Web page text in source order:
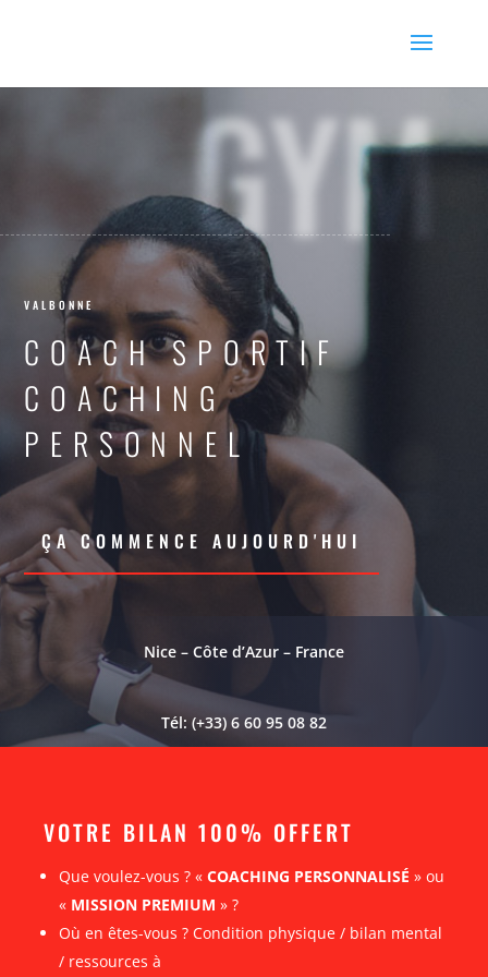
GYM
VALBONNE
COACH SPORTIF
COACHING
PERSONNEL
ÇA COMMENCE AUJOURD'HUI
Nice – Côte d’Azur – France
Tél: (+33) 6 60 95 08 82
VOTRE BILAN 100% OFFERT
Que voulez-vous ? « COACHING PERSONNALISÉ » ou
« MISSION PREMIUM » ?
Où en êtes-vous ? Condition physique / bilan mental
/ ressources à